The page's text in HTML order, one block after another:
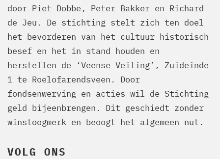
door Piet Dobbe, Peter Bakker en Richard
de Jeu. De stichting stelt zich ten doel
het bevorderen van het cultuur historisch
besef en het in stand houden en
herstellen de ‘Veense Veiling’, Zuideinde
1 te Roelofarendsveen. Door
fondsenwerving en acties wil de Stichting
geld bijeenbrengen. Dit geschiedt zonder
winstoogmerk en beoogt het algemeen nut.
VOLG ONS